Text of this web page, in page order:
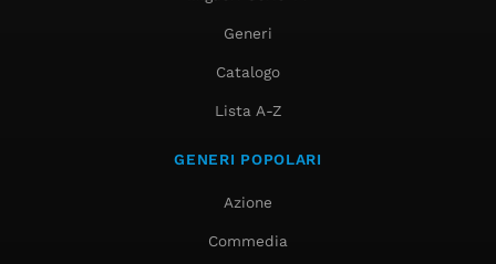
Generi
Catalogo
Lista A-Z
GENERI POPOLARI
Azione
Commedia